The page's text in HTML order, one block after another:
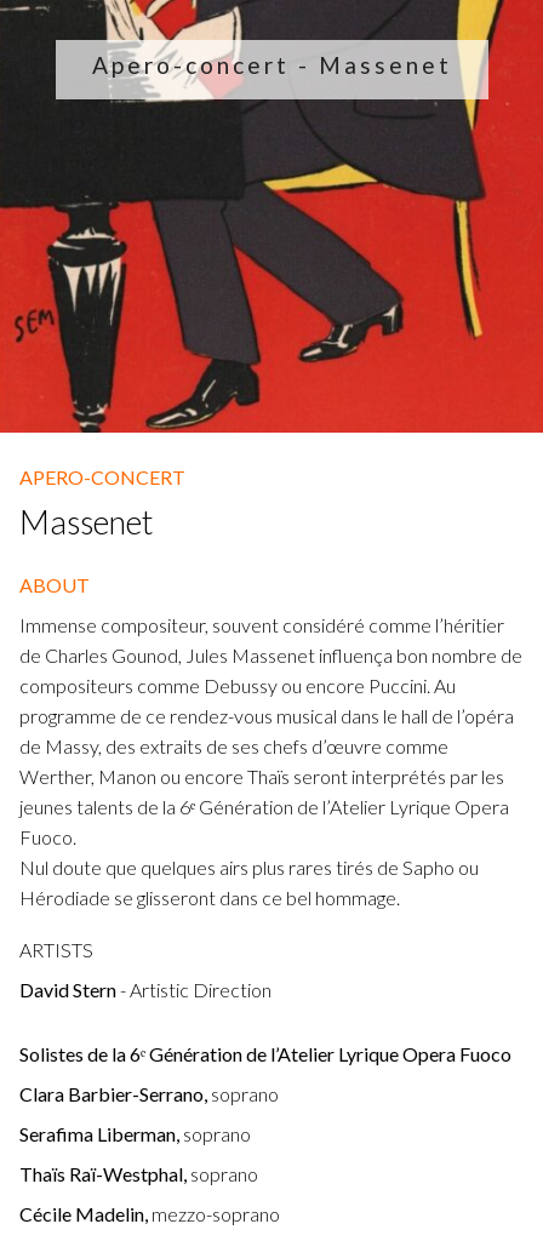
Fuoco Obbligato
Fuoco Jazz
Videos
Press
Outreach
Support us
EN
FR
Apero-concert - Massenet
APERO-CONCERT
Massenet
ABOUT
Immense compositeur, souvent considéré comme l’héritier
de Charles Gounod, Jules Massenet influença bon nombre de
compositeurs comme Debussy ou encore Puccini. Au
programme de ce rendez-vous musical dans le hall de l’opéra
de Massy, des extraits de ses chefs d’œuvre comme
Werther, Manon ou encore Thaïs seront interprétés par les
jeunes talents de la 6ᵉ Génération de l’Atelier Lyrique Opera
Fuoco.
Nul doute que quelques airs plus rares tirés de Sapho ou
Hérodiade se glisseront dans ce bel hommage.
ARTISTS
David Stern- Artistic Direction
Solistes de la 6ᵉGénération de l’Atelier Lyrique Opera Fuoco
Clara Barbier-Serrano, soprano
Serafima Liberman, soprano
Thaïs Raï-Westphal, soprano
Cécile Madelin, mezzo-soprano